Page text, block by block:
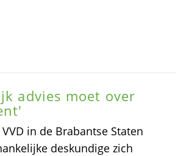
advies moet over
VVD in de Brabantse Staten
deskundige zich